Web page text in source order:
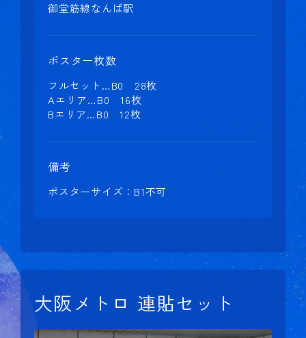
御堂筋線なんば駅
ポスター枚数
フルセット…B0 28枚
Aエリア…B0 16枚
Bエリア…B0 12枚
備考
ポスターサイズ：B1不可
大阪メトロ 連貼セット